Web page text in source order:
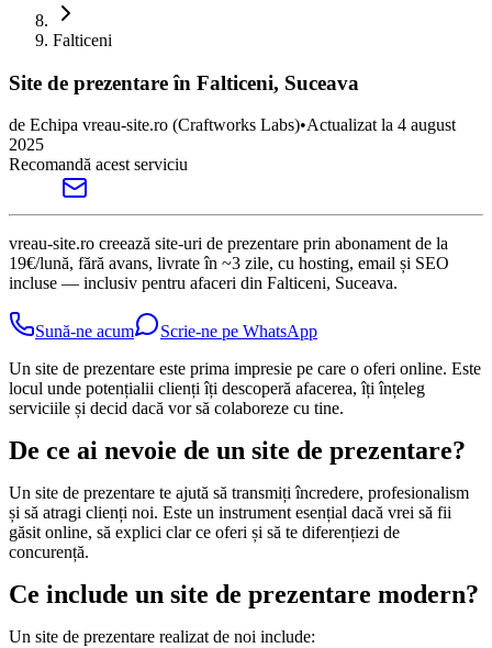
Falticeni
Site de prezentare în Falticeni, Suceava
de Echipa vreau-site.ro (Craftworks Labs)•Actualizat la 4 august
2025
Recomandă acest serviciu
vreau-site.ro creează site-uri de prezentare prin abonament de la
19€/lună, fără avans, livrate în ~3 zile, cu hosting, email și SEO
incluse — inclusiv pentru afaceri din Falticeni, Suceava.
Sună-ne acum
Scrie-ne pe WhatsApp
Un site de prezentare este prima impresie pe care o oferi online. Este
locul unde potențialii clienți îți descoperă afacerea, îți înțeleg
serviciile și decid dacă vor să colaboreze cu tine.
De ce ai nevoie de un site de prezentare?
Un site de prezentare te ajută să transmiți încredere, profesionalism
și să atragi clienți noi. Este un instrument esențial dacă vrei să fii
găsit online, să explici clar ce oferi și să te diferențiezi de
concurență.
Ce include un site de prezentare modern?
Un site de prezentare realizat de noi include: